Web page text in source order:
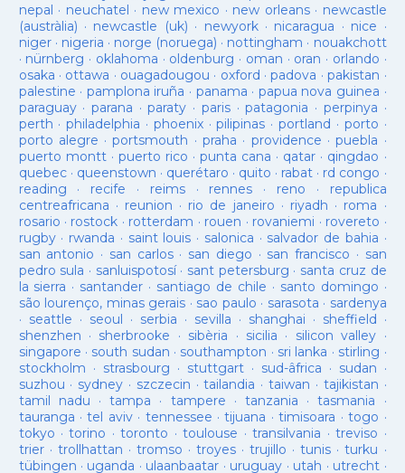
nepal · neuchatel · new mexico · new orleans· newcastle
(austràlia) · newcastle (uk) · newyork· nicaragua · nice ·
niger· nigeria · norge (noruega) · nottingham · nouakchott
· nürnberg · oklahoma · oldenburg · oman · oran · orlando ·
osaka · ottawa · ouagadougou · oxford ·padova ·pakistan ·
palestine · pamplona iruña · panama · papua nova guinea ·
paraguay· parana ·paraty · paris·patagonia · perpinya ·
perth ·philadelphia · phoenix·pilipinas ·portland · porto ·
porto alegre ·portsmouth ·praha · providence ·puebla ·
puerto montt· puerto rico ·punta cana · qatar · qingdao ·
quebec· queenstown · querétaro · quito · rabat · rd congo ·
reading · recife · reims· rennes · reno · republica
centreafricana · reunion · rio de janeiro · riyadh · roma ·
rosario · rostock · rotterdam · rouen · rovaniemi · rovereto ·
rugby· rwanda · saint louis · salonica · salvador de bahia ·
san antonio · san carlos· san diego · san francisco · san
pedro sula · sanluispotosí· sant petersburg · santa cruz de
la sierra · santander · santiago de chile · santo domingo ·
são lourenço, minas gerais · sao paulo · sarasota · sardenya
· seattle · seoul · serbia · sevilla · shanghai · sheffield ·
shenzhen · sherbrooke · sibèria · sicilia · silicon valley ·
singapore · south sudan · southampton · sri lanka · stirling ·
stockholm · strasbourg · stuttgart· sud-âfrica · sudan ·
suzhou · sydney · szczecin ·tailandia ·taiwan · tajikistan ·
tamil nadu ·tampa · tampere · tanzania ·tasmania ·
tauranga ·tel aviv· tennessee ·tijuana ·timisoara ·togo ·
tokyo ·torino ·toronto ·toulouse ·transilvania ·treviso ·
trier· trollhattan · tromso · troyes·trujillo ·tunis ·turku ·
tübingen · uganda · ulaanbaatar · uruguay · utah · utrecht ·